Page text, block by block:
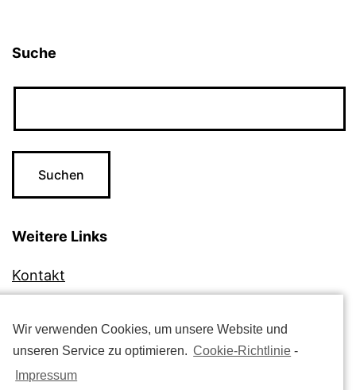
Wir verwenden Cookies, um unsere Website und
unseren Service zu optimieren. Cookie-Richtlinie -
Impressum
Suche
Weitere Links
Kontakt
Datenschutzerklärung
Cookie-Richtlinie (EU)